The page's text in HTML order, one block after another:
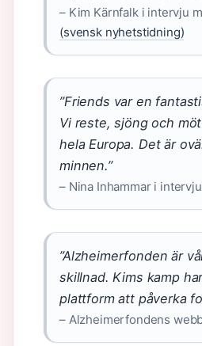
– Kim Kärnfalk i intervju
(svensk nyhetstidning)
”Friends var en
Vi reste, sjöng och
hela Europa. Det är
minnen.”
– Nina Inhammar i intervju
”Alzheimerfonden är
skillnad. Kims kamp
plattform att påverka
– Alzheimerfondens